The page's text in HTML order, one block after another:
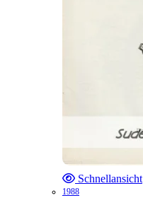
Schnellansicht
1988